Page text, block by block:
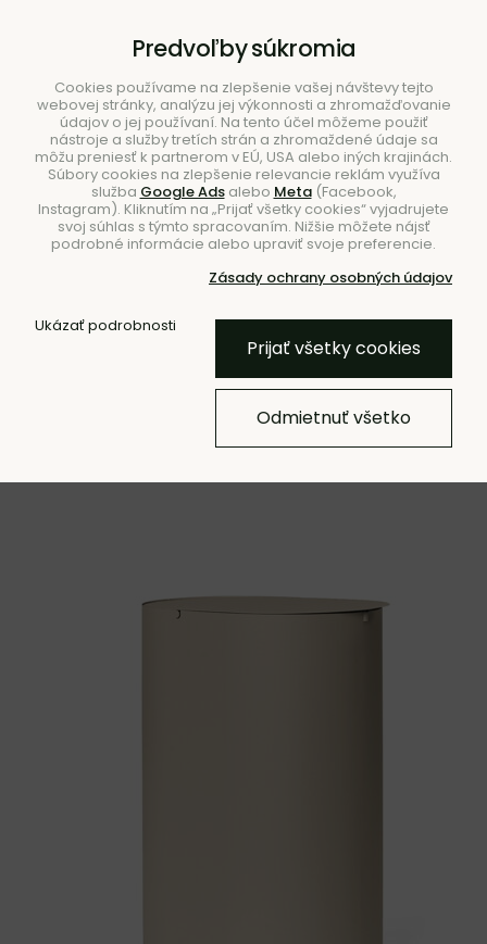
Hľadať
Úvod Doplnky Odpadkové koše
Odpadkový kôš Enkel Bin
Large, oválny – kašmírový
Predvoľby súkromia
Cookies používame na zlepšenie vašej návštevy tejto
webovej stránky, analýzu jej výkonnosti a zhromažďovanie
údajov o jej používaní. Na tento účel môžeme použiť
nástroje a služby tretích strán a zhromaždené údaje sa
môžu preniesť k partnerom v EÚ, USA alebo iných krajinách.
Súbory cookies na zlepšenie relevancie reklám využíva
služba Google Adsalebo Meta(Facebook,
Instagram). Kliknutím na „Prijať všetky cookies“ vyjadrujete
svoj súhlas s týmto spracovaním. Nižšie môžete nájsť
podrobné informácie alebo upraviť svoje preferencie.
Zásady ochrany osobných údajov
Ukázať podrobnosti
Prijať všetky cookies
Odmietnuť všetko